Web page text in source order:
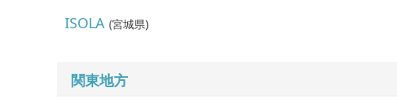
ISOLA (宮城県)
関東地方